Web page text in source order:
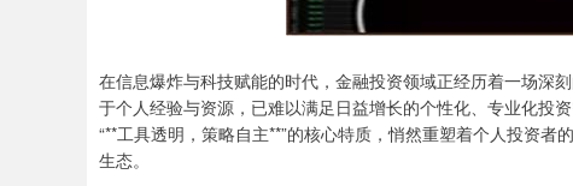
在信息爆炸与科技赋能的时代，金融投资领域正经历着一场深
于个人经验与资源，已难以满足日益增长的个性化、专业化投
“**工具透明，策略自主**”的核心特质，悄然重塑着个人投资
生态。